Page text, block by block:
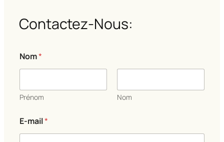
Contactez-Nous:
Nom*
Prénom Nom
E-mail*